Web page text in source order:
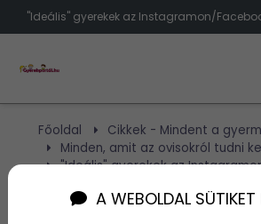
"Ideális" gyerekek az Instagramon/
Főoldal
Cikkek - Mindent a
Minden, amit az ovisokról tudni
"Ideális" gyerekek az
A WEBOLDAL